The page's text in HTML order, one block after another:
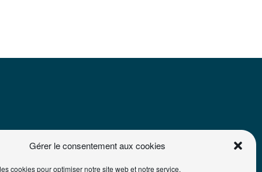
Gérer le consentement aux cookies
cookies pour optimiser notre site web et notre service.